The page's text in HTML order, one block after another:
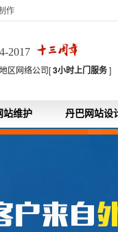
作
2017
区网络公司[3小时上门服务]
站维护 丹巴网站设